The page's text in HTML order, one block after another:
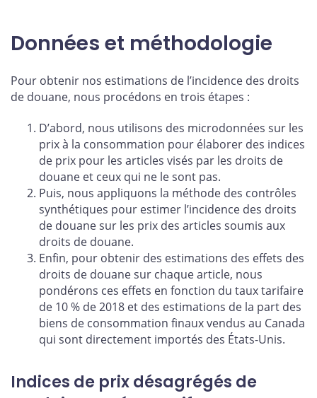
Données et méthodologie
Pour obtenir nos estimations de l’incidence des droits
de douane, nous procédons en trois étapes :
D’abord, nous utilisons des microdonnées sur les
prix à la consommation pour élaborer des indices
de prix pour les articles visés par les droits de
douane et ceux qui ne le sont pas.
Puis, nous appliquons la méthode des contrôles
synthétiques pour estimer l’incidence des droits
de douane sur les prix des articles soumis aux
droits de douane.
Enfin, pour obtenir des estimations des effets des
droits de douane sur chaque article, nous
pondérons ces effets en fonction du taux tarifaire
de 10 % de 2018 et des estimations de la part des
biens de consommation finaux vendus au Canada
qui sont directement importés des États-Unis.
Indices de prix désagrégés de